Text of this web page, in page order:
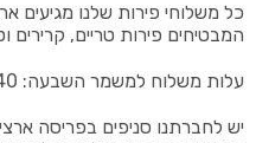
כל משלוחי פירות שלנו מגיעים
המבטיחים פירות טריים, קרירים
עלות משלוח למשמר השבעה: 40 שקלים
יש לחברתנו סניפים בפריסה